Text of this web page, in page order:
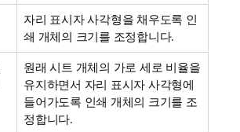
자리 표시자 사각형을 채우도록 인
쇄 개체의 크기를 조정합니다.
원래 시트 개체의 가로 세로 비율을
유지하면서 자리 표시자 사각형에
들어가도록 인쇄 개체의 크기를 조
정합니다.